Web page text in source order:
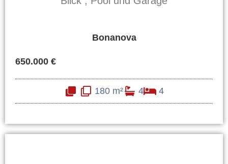
Bonanova
650.000 €
180 m² 4 4